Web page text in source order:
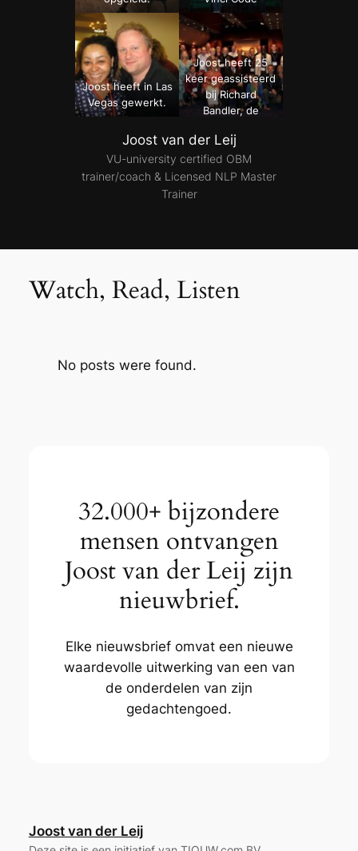
Joost heeft in Las
Vegas gewerkt.
Joost heeft 25
keer geassisteerd
bij Richard
Bandler, de
NLP
Joost van der Leij
VU-university certified OBM
trainer/coach & Licensed NLP Master
Trainer
Watch, Read, Listen
No posts were found.
32.000+ bijzondere
mensen ontvangen
Joost van der Leij zijn
nieuwbrief.
Elke nieuwsbrief omvat een nieuwe
waardevolle uitwerking van een van
de onderdelen van zijn
gedachtengoed.
Joost van der Leij